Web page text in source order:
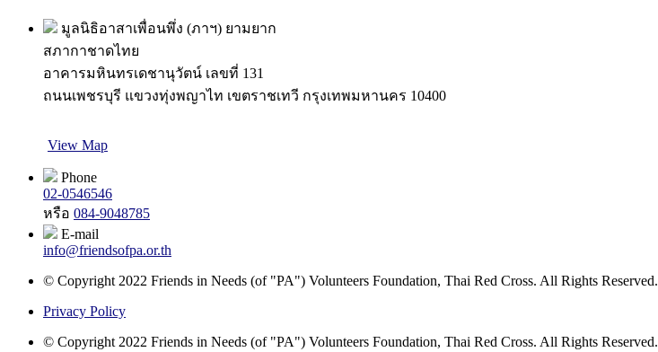
มูลนิธิอาสาเพื่อนพึ่ง (ภาฯ) ยามยาก
สภากาชาดไทย
อาคารมหินทรเดชานุวัตน์ เลขที่ 131
ถนนเพชรบุรี แขวงทุ่งพญาไท เขตราชเทวี กรุงเทพมหานคร 10400
View Map
Phone
02-0546546
หรือ 084-9048785
E-mail
info@friendsofpa.or.th
© Copyright 2022 Friends in Needs (of "PA") Volunteers Foundation, Thai Red Cross. All Rights Reserved.
Privacy Policy
© Copyright 2022 Friends in Needs (of "PA") Volunteers Foundation, Thai Red Cross. All Rights Reserved.